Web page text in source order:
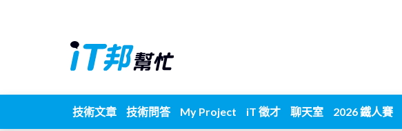
技術文章 技術問答 My Project iT 徵才 聊天室 2026 鐵人賽